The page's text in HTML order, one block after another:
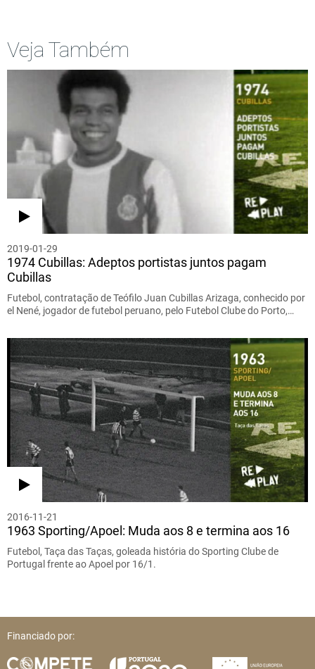
Veja Também
2019-01-29
1974 Cubillas: Adeptos portistas juntos pagam
Cubillas
Futebol, contratação de Teófilo Juan Cubillas Arizaga, conhecido por
el Nené, jogador de futebol peruano, pelo Futebol Clube do Porto,…
2016-11-21
1963 Sporting/Apoel: Muda aos 8 e termina aos 16
Futebol, Taça das Taças, goleada história do Sporting Clube de
Portugal frente ao Apoel por 16/1.
Financiado por: